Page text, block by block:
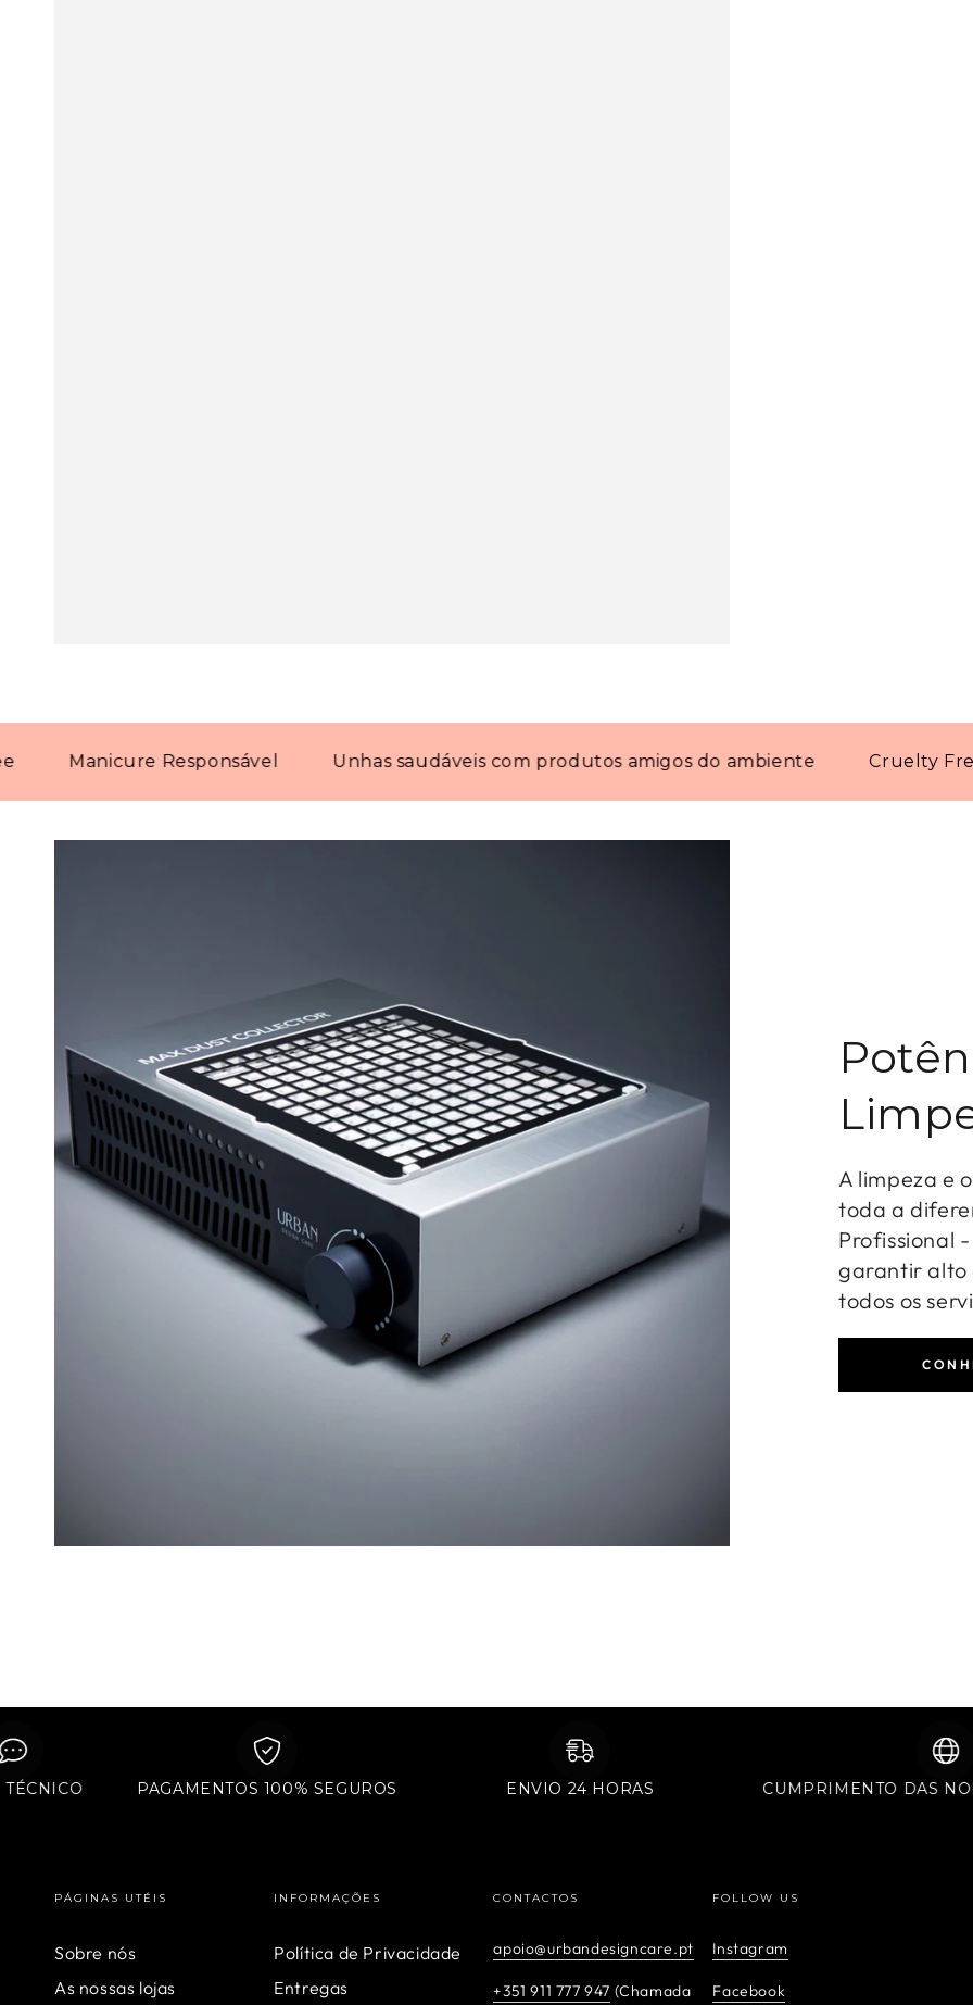
Manicure Responsável Unhas saudáveis com produtos amigos do ambiente Cruelty Free
A limpeza e
toda a
Profissional -
garantir alto
todos os
TÉCNICO PAGAMENTOS 100% SEGUROS ENVIO 24 HORAS CUMPRIMENTO
PÁGINAS UTÉIS
Sobre nós
As nossas lojas
INFORMAÇÕES
Política de Privacidade
Entregas
CONTACTOS
apoio@urbandesigncare.pt
+351 911 777 947 (Chamada
FOLLOW US
Instagram
Facebook